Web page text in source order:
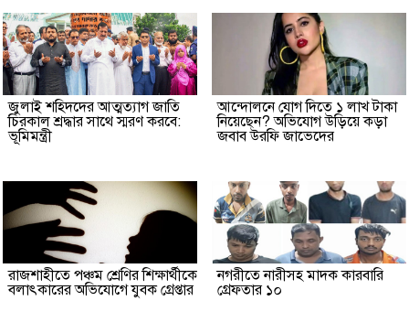
জুলাই শহিদদের আত্মত্যাগ জাতি
চিরকাল শ্রদ্ধার সাথে স্মরণ করবে:
ভূমিমন্ত্রী
আন্দোলনে যোগ দিতে ১ লাখ টাকা
নিয়েছেন? অভিযোগ উড়িয়ে কড়া
জবাব উরফি জাভেদের
রাজশাহীতে পঞ্চম শ্রেণির শিক্ষার্থীকে
বলাৎকারের অভিযোগে যুবক গ্রেপ্তার
নগরীতে নারীসহ মাদক কারবারি
গ্রেফতার ১০